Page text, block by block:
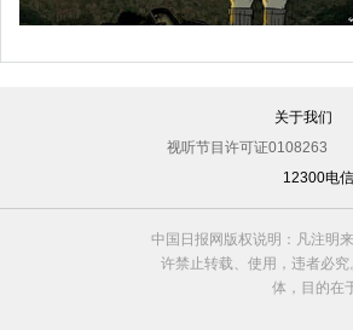
2014世界杯开幕了
关于我们
视听节目许可证0108263
12300电
中国日报网版权说明：凡注明
许禁止转载、使用，违者必
体，目的在